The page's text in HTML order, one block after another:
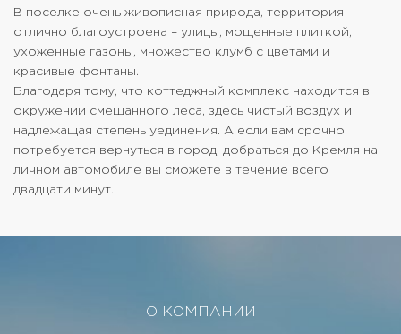
В поселке очень живописная природа, территория
отлично благоустроена – улицы, мощенные плиткой,
ухоженные газоны, множество клумб с цветами и
красивые фонтаны.
Благодаря тому, что коттеджный комплекс находится в
окружении смешанного леса, здесь чистый воздух и
надлежащая степень уединения. А если вам срочно
потребуется вернуться в город, добраться до Кремля на
личном автомобиле вы сможете в течение всего
двадцати минут.
О КОМПАНИИ